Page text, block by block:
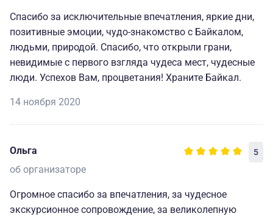
Спасибо за исключительные впечатления, яркие дни,
позитивные эмоции, чудо-знакомство с Байкалом,
людьми, природой. Спасибо, что открыли грани,
невидимые с первого взгляда чудеса мест, чудесные
люди. Успехов Вам, процветания! Храните Байкал.
14 ноября 2020
Ольга 5
об организаторе
Огромное спасибо за впечатления, за чудесное
экскурсионное сопровождение, за великолепную